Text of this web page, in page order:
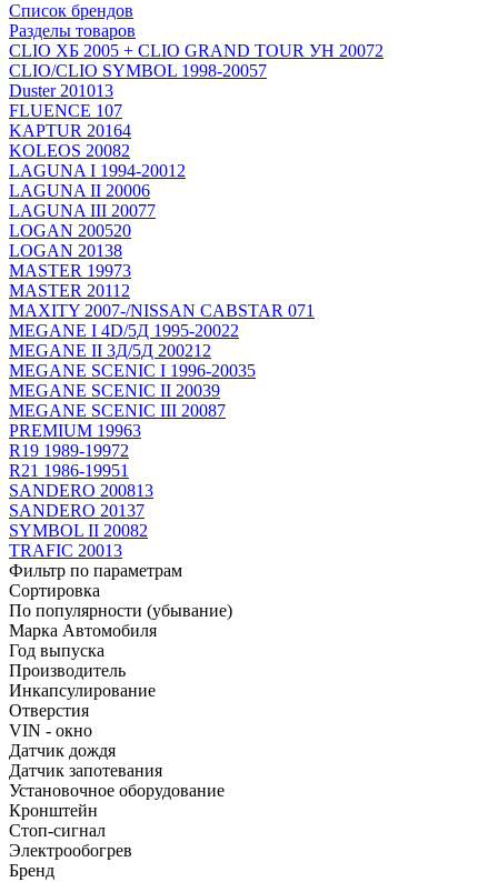
Список брендов
Разделы товаров
CLIO ХБ 2005 + CLIO GRAND TOUR УН 20072
CLIO/CLIO SYMBOL 1998-20057
Duster 201013
FLUENCE 107
KAPTUR 20164
KOLEOS 20082
LAGUNA I 1994-2001 2
LAGUNA II 20006
LAGUNA III 20077
LOGAN 200520
LOGAN 20138
MASTER 19973
MASTER 2011 2
MAXITY 2007-/NISSAN CABSTAR 071
MEGANE I 4D/5Д 1995-20022
MEGANE II 3Д/5Д 200212
MEGANE SCENIC I 1996-20035
MEGANE SCENIC II 20039
MEGANE SCENIC III 20087
PREMIUM 19963
R19 1989-19972
R21 1986-19951
SANDERO 200813
SANDERO 20137
SYMBOL II 20082
TRAFIC 20013
Фильтр по параметрам
Сортировка
По популярности (убывание)
Марка Автомобиля
Год выпуска
Производитель
Инкапсулирование
Отверстия
VIN - окно
Датчик дождя
Датчик запотевания
Установочное оборудование
Кронштейн
Стоп-сигнал
Электрообогрев
Бренд